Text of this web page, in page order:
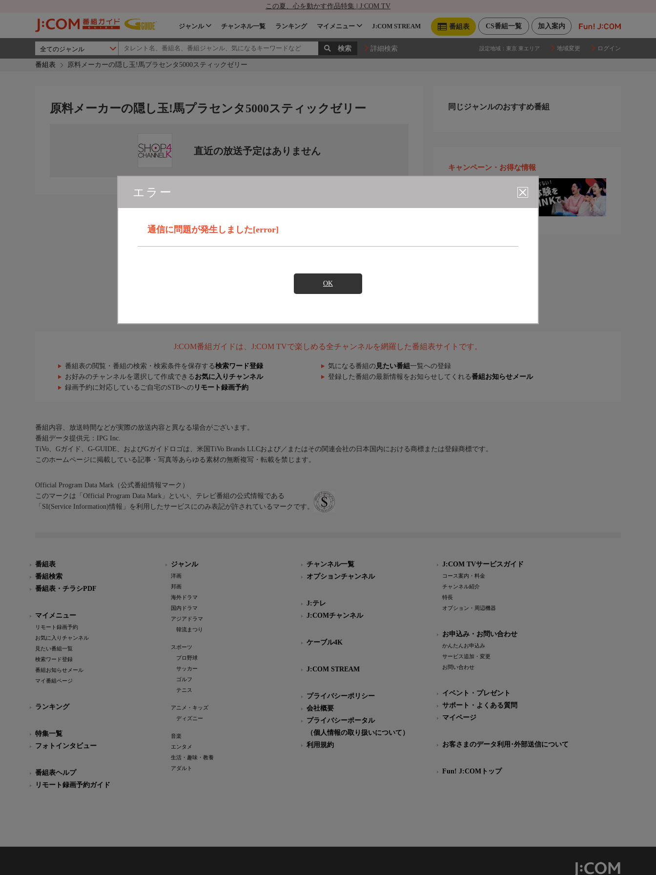
この夏、心を動かす作品特集 | J:COM TV
加入案内
CS番組一覧
番組表
ジャンル チャンネル一覧 ランキング マイメニュー J:COM STREAM
詳細検索 設定地域： 東京 東エリア 地域変更 ログイン
番組表 原料メーカーの隠し玉!馬プラセンタ5000スティックゼリー
エラー
通信に問題が発生しました[error]
OK
原料メーカーの隠し玉!馬プラセンタ5000スティックゼリー
直近の放送予定はありません
同じジャンルのおすすめ番組
キャンペーン・お得な情報
J:COM番組ガイドは、J:COM TVで楽しめる全チャンネルを網羅した番組表サイトです。
番組表の閲覧・番組の検索・検索条件を保存する検索ワード登録 気になる番組の 見たい番組 一覧への登録
お好みのチャンネルを選択して作成できる お気に入りチャンネル 登録した番組の最新情報をお知らせしてくれる番組お知らせメール
録画予約に対応しているご自宅のSTBへの リモート録画予約
番組内容、放送時間などが実際の放送内容と異なる場合がございます。
番組データ提供元：IPG Inc.
TiVo、Gガイド、G-GUIDE、およびGガイドロゴは、米国TiVo Brands LLCおよび／またはその関連会社の日本国内における商標または登録商標です。
このホームページに掲載している記事・写真等あらゆる素材の無断複写・転載を禁じます。
Official Program Data Mark（公式番組情報マーク）
このマークは「Official Program Data Mark」といい、テレビ番組の公式情報である
「SI(Service Information)情報」を利用したサービスにのみ表記が許されているマークです。
番組表
番組検索
番組表・チラシPDF
マイメニュー
リモート録画予約
お気に入りチャンネル
見たい番組一覧
検索ワード登録
番組お知らせメール
マイ番組ページ
ランキング
特集一覧
フォトインタビュー
番組表ヘルプ
リモート録画予約ガイド
ジャンル
洋画
邦画
海外ドラマ
国内ドラマ
アジアドラマ
韓流まつり
スポーツ
プロ野球
サッカー
ゴルフ
テニス
アニメ・キッズ
ディズニー
音楽
エンタメ
生活・趣味・教養
アダルト
チャンネル一覧
オプションチャンネル
J:テレ
J:COMチャンネル
ケーブル4K
J:COM STREAM
プライバシーポリシー
会社概要
プライバシーポータル
（個人情報の取り扱いについて）
利用規約
J:COM TVサービスガイド
コース案内・料金
チャンネル紹介
特長
オプション・周辺機器
お申込み・お問い合わせ
かんたんお申込み
サービス追加・変更
お問い合わせ
イベント・プレゼント
サポート・よくある質問
マイページ
お客さまのデータ利用･外部送信について
Fun! J:COMトップ